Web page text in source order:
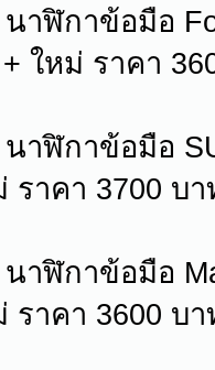
นาฬิกาข้อมือ
ใหม่ ราคา
นาฬิกาข้อมือ
ราคา 3700 บา
นาฬิกาข้อมือ
ราคา 3600 บา